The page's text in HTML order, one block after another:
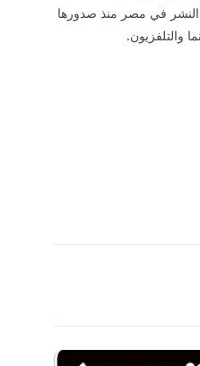
النشر في مصر منذ صدورها
والتلفزيون.